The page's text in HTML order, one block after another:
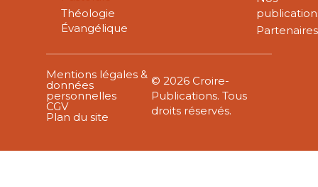
Théologie
Évangélique
Partenaires
Mentions légales &
données
personnelles
CGV
Plan du site
© 2026 Croire-
Publications. Tous
droits réservés.